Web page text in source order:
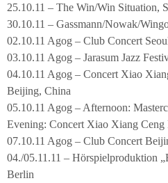
25.10.11 – The Win/Win Situation,
30.10.11 – Gassmann/Nowak/
02.10.11 Agog – Club Concert
03.10.11 Agog – Jarasum Jazz
04.10.11 Agog – Concert Xiao
Beijing, China
05.10.11 Agog – Afternoon:
Evening: Concert Xiao Xiang
07.10.11 Agog – Club Concert
04./05.11.11 – Hörspielproduktion
Berlin